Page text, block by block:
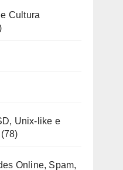
Cultura
Unix-like e
(78)
Online, Spam,